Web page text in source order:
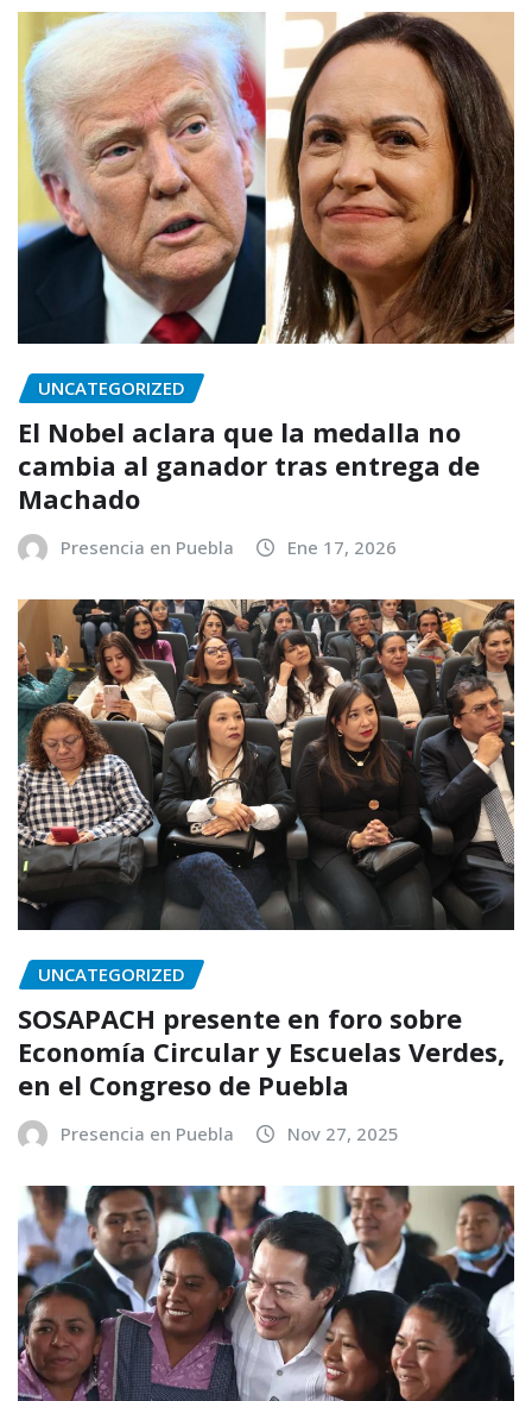
UNCATEGORIZED
El Nobel aclara que la medalla no
cambia al ganador tras entrega de
Machado
Presencia en Puebla Ene 17, 2026
UNCATEGORIZED
SOSAPACH presente en foro sobre
Economía Circular y Escuelas Verdes,
en el Congreso de Puebla
Presencia en Puebla Nov 27, 2025